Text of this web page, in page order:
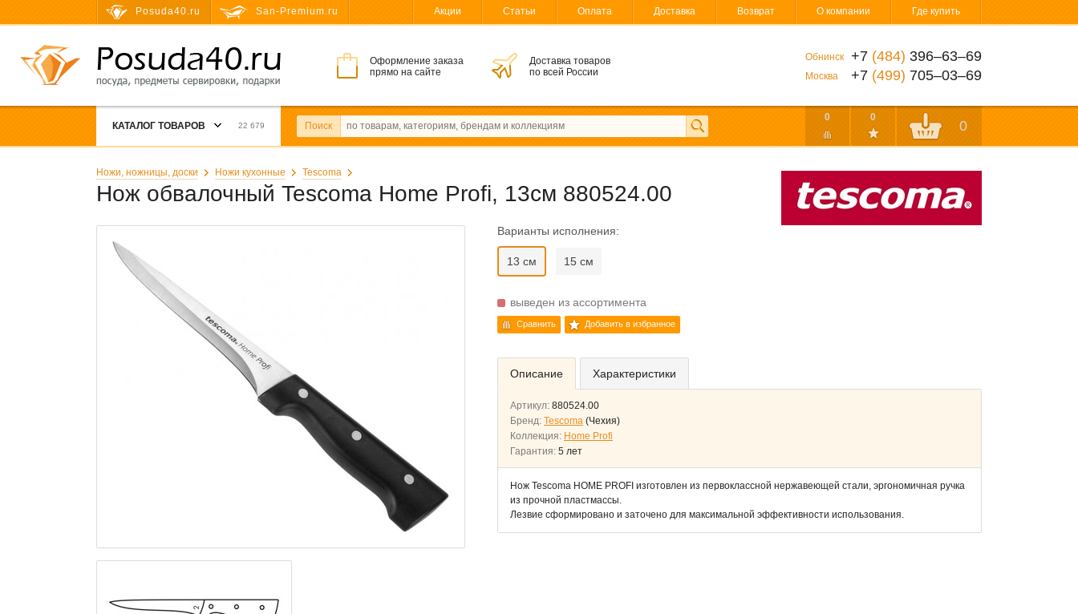
Posuda40.ru San-Premium.ru Акции Статьи Оплата Доставка Возврат О компании Где купить
Оформление заказа
прямо на сайте
Доставка товаров
по всей России
Обнинск +7 (484) 396‒63‒69
Москва +7 (499) 705‒03‒69
КАТАЛОГ ТОВАРОВ 22 679 Поиск
0 0
0
Ножи, ножницы, доски Ножи кухонные Tescoma
Нож обвалочный Tescoma Home Profi, 13см 880524.00
Варианты исполнения:
13 см 15 см
выведен из ассортимента
Сравнить Добавить в избранное
Описание Характеристики
Артикул: 880524.00
Бренд: Tescoma (Чехия)
Коллекция: Home Profi
Гарантия: 5 лет
Нож Tescoma HOME PROFI изготовлен из первоклассной нержавеющей стали, эргономичная ручка
из прочной пластмассы.
Лезвие сформировано и заточено для максимальной эффективности использования.